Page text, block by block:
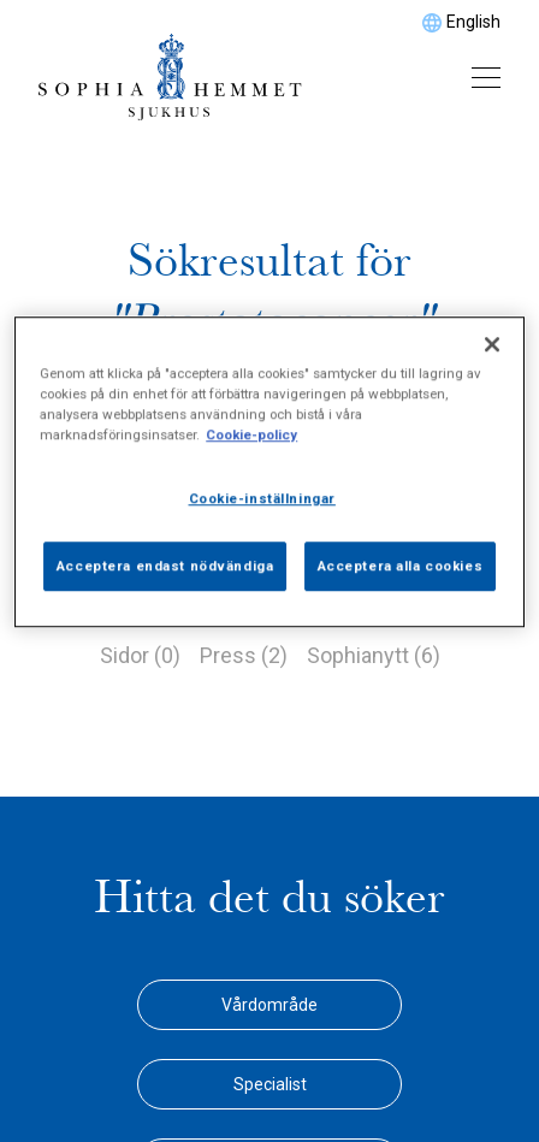
English
Sökresultat för
"Prostatacancer"
Sidor (0) Press (2) Sophianytt (6)
Hitta det du söker
Vårdområde
Specialist
Genom att klicka på "acceptera alla cookies" samtycker du till lagring av
cookies på din enhet för att förbättra navigeringen på webbplatsen,
analysera webbplatsens användning och bistå i våra
marknadsföringsinsatser. Cookie-policy
Cookie-inställningar
Acceptera endast nödvändiga Acceptera alla cookies